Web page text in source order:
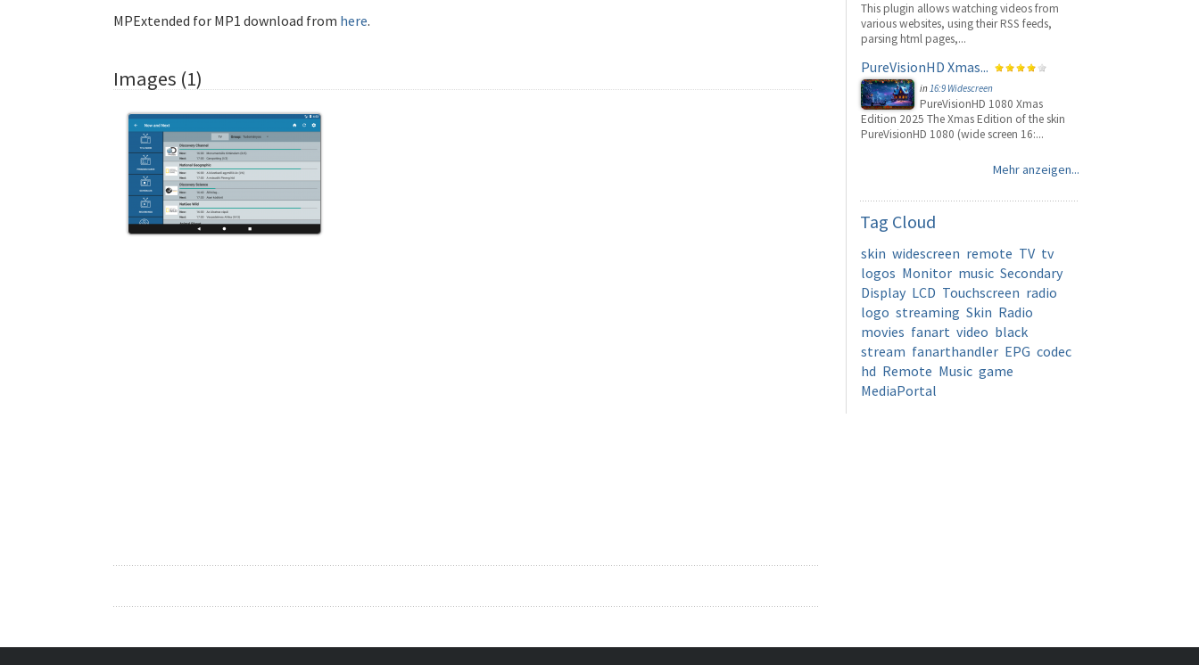
MPExtended for MP1 download from here.
Images (1)
This plugin allows watching videos from
various websites, using their RSS feeds,
parsing html pages,...
PureVisionHD Xmas...
in16:9 Widescreen
PureVisionHD 1080 Xmas
Edition 2025 The Xmas Edition of the skin
PureVisionHD 1080 (wide screen 16:...
Mehr anzeigen...
Tag Cloud
skin widescreen remote TV tv
logos Monitor music Secondary
Display LCD Touchscreen radio
logo streaming Skin Radio
movies fanart video black
stream fanarthandler EPG codec
hd Remote Music game
MediaPortal